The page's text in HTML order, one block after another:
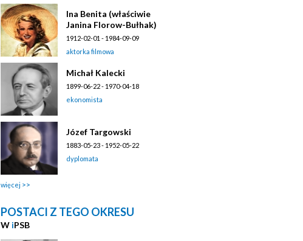
Ina Benita (właściwie
Janina Florow-Bułhak)
1912-02-01 - 1984-09-09
aktorka filmowa
Michał Kalecki
1899-06-22 - 1970-04-18
ekonomista
Józef Targowski
1883-05-23 - 1952-05-22
dyplomata
więcej
POSTACI Z TEGO OKRESU
W iPSB